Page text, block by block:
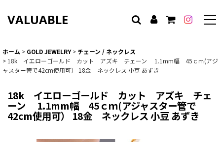
VALUABLE
ホーム > GOLD JEWELRY > チェーン / ネックレス
> 18k イエローゴールド カット アズキ チェーン 1.1mm幅 45ｃｍ(アジ
ャスター管で42cm使用可） 18金 ネックレス 小豆 あずき
18k イエローゴールド カット アズキ チェ
ーン 1.1mm幅 45ｃｍ(アジャスター管で
42cm使用可） 18金 ネックレス 小豆 あずき